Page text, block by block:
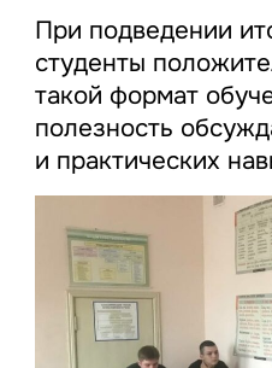
При подведении
студенты
такой формат
полезность
и практических